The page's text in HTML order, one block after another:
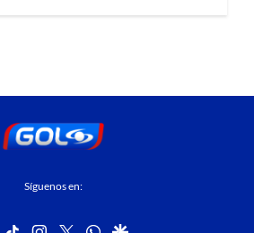
Síguenos en:
facebook
tiktok instagram
twitterwhatsapp
google